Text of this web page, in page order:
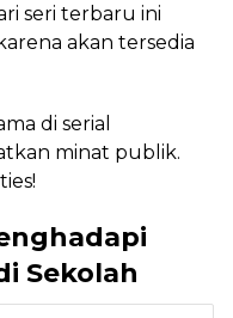
seri terbaru ini
akan tersedia
di serial
minat publik.
Sekolah